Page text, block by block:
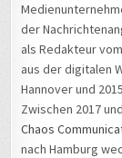
der
als Redakteur
aus der digitalen
Hannover und
Zwischen 2017
Chaos
nach Hamburg